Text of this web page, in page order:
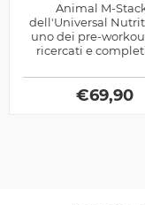
Animal M-
dell'Universal
uno dei pre-
ricercati e
le performance
energetiche in...
€69,90